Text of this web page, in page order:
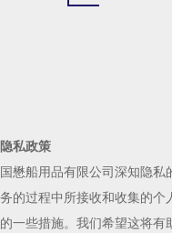
隐私政策
国懋船用品有限公司深知隐
务的过程中所接收和收集的个
的一些措施。我们希望这将有